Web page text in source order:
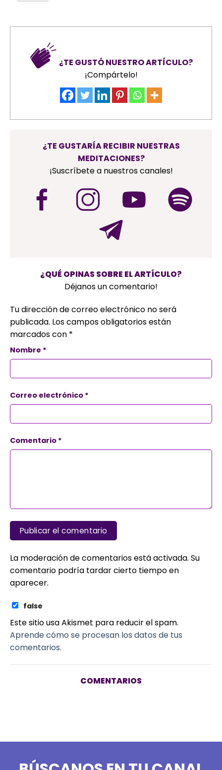
¿TE GUSTÓ NUESTRO ARTÍCULO?
¡Compártelo!
¿TE GUSTARÍA RECIBIR NUESTRAS
MEDITACIONES?
¡Suscríbete a nuestros canales!
¿QUÉ OPINAS SOBRE EL ARTÍCULO?
Déjanos un comentario!
Tu dirección de correo electrónico no será
publicada. Los campos obligatorios están
marcados con *
Nombre *
Correo electrónico *
Comentario *
La moderación de comentarios está activada. Su
comentario podría tardar cierto tiempo en
aparecer.
false
Este sitio usa Akismet para reducir el spam.
Aprende cómo se procesan los datos de tus
comentarios.
COMENTARIOS